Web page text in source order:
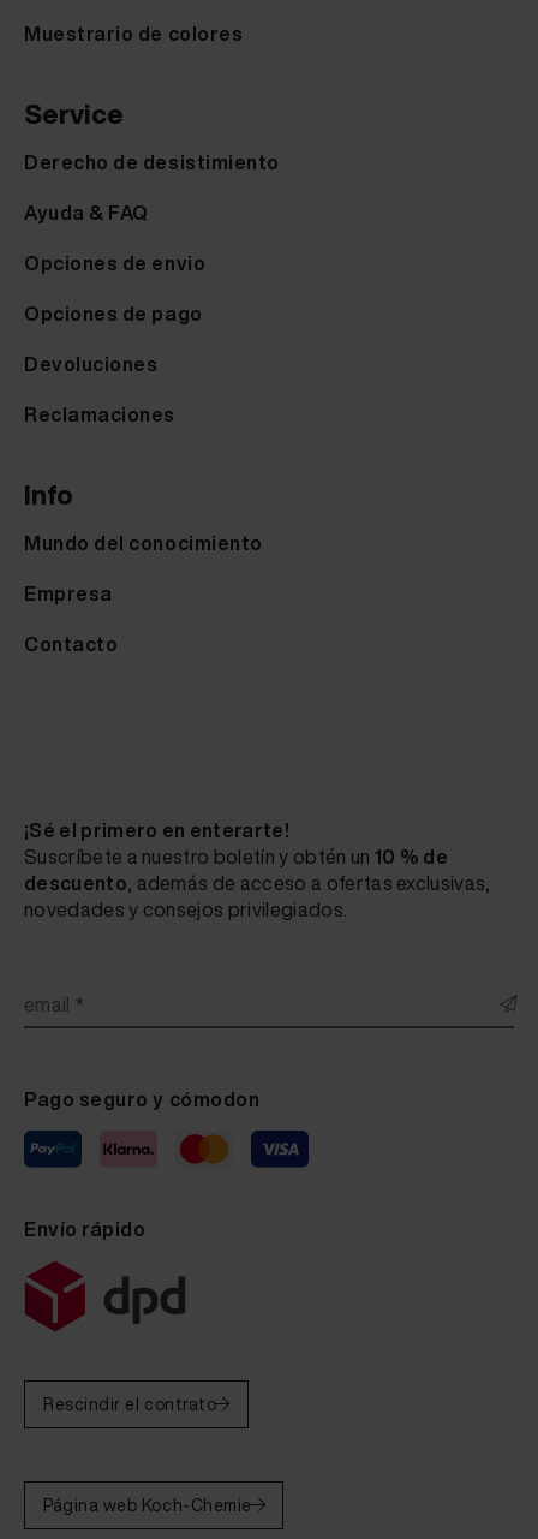
Muestrario de colores
Service
Derecho de desistimiento
Ayuda & FAQ
Opciones de envio
Opciones de pago
Devoluciones
Reclamaciones
Info
Mundo del conocimiento
Empresa
Contacto
¡Sé el primero en enterarte!
Suscríbete a nuestro boletín y obtén un 10 % de
descuento, además de acceso a ofertas exclusivas,
novedades y consejos privilegiados.
email *
Pago seguro y cómodon
Envío rápido
Rescindir el contrato
Página web Koch-Chemie